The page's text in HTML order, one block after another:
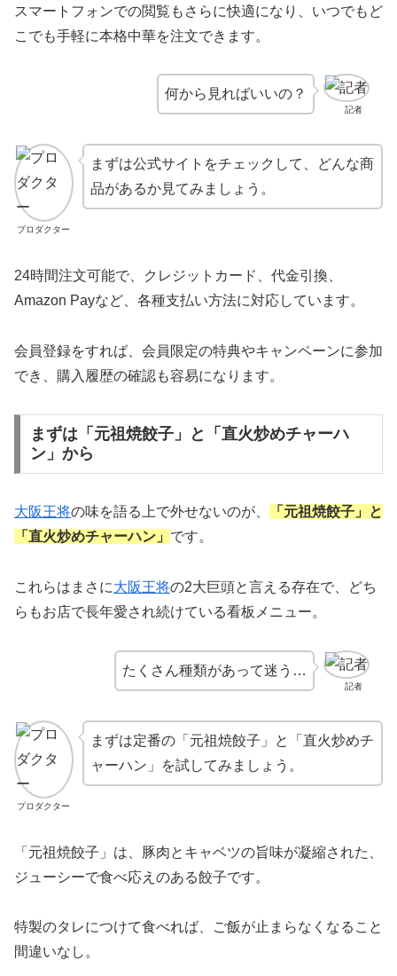
スマートフォンでの閲覧もさらに快適になり、いつでもど
こでも手軽に本格中華を注文できます。
記者
何から見ればいいの？
プロダクター
まずは公式サイトをチェックして、どんな商
品があるか見てみましょう。
24時間注文可能で、クレジットカード、代金引換、
Amazon Payなど、各種支払い方法に対応しています。
会員登録をすれば、会員限定の特典やキャンペーンに参加
でき、購入履歴の確認も容易になります。
まずは「元祖焼餃子」と「直火炒めチャーハ
ン」から
大阪王将の味を語る上で外せないのが、
「元祖焼餃子」と
「直火炒めチャーハン」 です。
これらはまさに大阪王将の2大巨頭と言える存在で、どち
らもお店で長年愛され続けている看板メニュー。
記者
たくさん種類があって迷う…
プロダクター
まずは定番の「元祖焼餃子」と「直火炒めチ
ャーハン」を試してみましょう。
「元祖焼餃子」は、豚肉とキャベツの旨味が凝縮された、
ジューシーで食べ応えのある餃子です。
特製のタレにつけて食べれば、ご飯が止まらなくなること
間違いなし。